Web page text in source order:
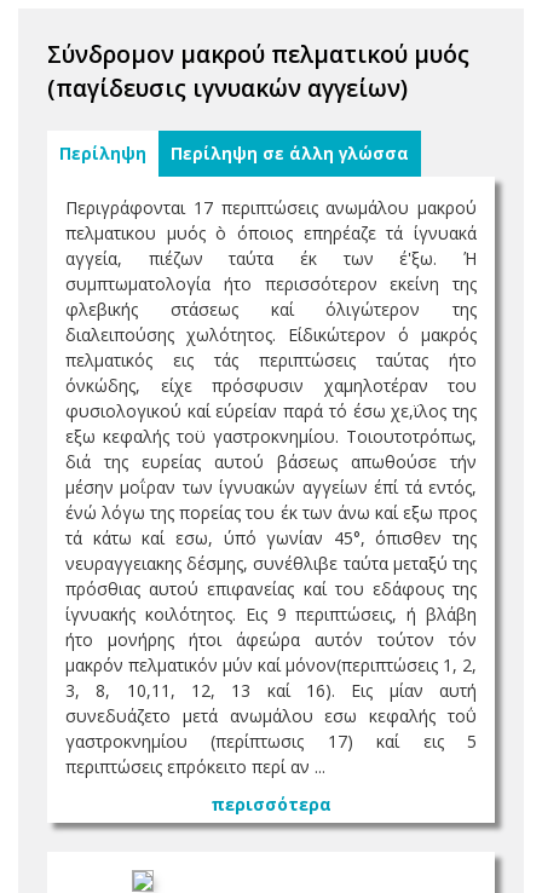
Σύνδρομον μακρού πελματικού μυός
(παγίδευσις ιγνυακών αγγείων)
Περίληψη Περίληψη σε άλλη γλώσσα
Περιγράφονται 17 περιπτώσεις ανωμάλου μακρού
πελματικου μυός ò όποιος επηρέαζε τά ίγνυακά
αγγεία, πιέζων ταύτα έκ των έ'ξω. Ή
συμπτωματολογία ήτο περισσότερον εκείνη της
φλεβικής στάσεως καί όλιγώτερον της
διαλειπούσης χωλότητος. Είδικώτερον ό μακρός
πελματικός εις τάς περιπτώσεις ταύτας ήτο
όνκώδης, είχε πρόσφυσιν χαμηλοτέραν του
φυσιολογικού καί εύρείαν παρά τό έσω χε,ϊλος της
εξω κεφαλής τοϋ γαστροκνημίου. Τοιουτοτρόπως,
διά της ευρείας αυτού βάσεως απωθούσε τήν
μέσην μοΐραν των ίγνυακών αγγείων έπί τά εντός,
ένώ λόγω της πορείας του έκ των άνω καί εξω προς
τά κάτω καί εσω, ύπό γωνίαν 45°, όπισθεν της
νευραγγειακης δέσμης, συνέθλιβε ταύτα μεταξύ της
πρόσθιας αυτού επιφανείας καί του εδάφους της
ίγνυακής κοιλότητος. Εις 9 περιπτώσεις, ή βλάβη
ήτο μονήρης ήτοι άφεώρα αυτόν τούτον τόν
μακρόν πελματικόν μύν καί μόνον(περιπτώσεις 1, 2,
3, 8, 10,11, 12, 13 καί 16). Εις μίαν αυτή
συνεδυάζετο μετά ανωμάλου εσω κεφαλής τοΰ
γαστροκνημίου (περίπτωσις 17) καί εις 5
περιπτώσεις επρόκειτο περί αν ...
περισσότερα